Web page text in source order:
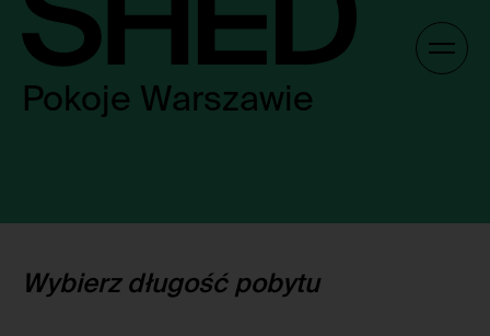
Skip
to
content
Pokoje Warszawie
Wybierz długość pobytu
Gallery /